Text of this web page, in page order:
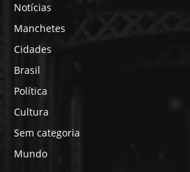
Notícias
Manchetes
Cidades
Brasil
Política
Cultura
Sem categoria
Mundo